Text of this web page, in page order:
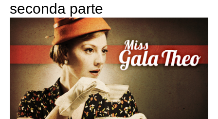
seconda parte